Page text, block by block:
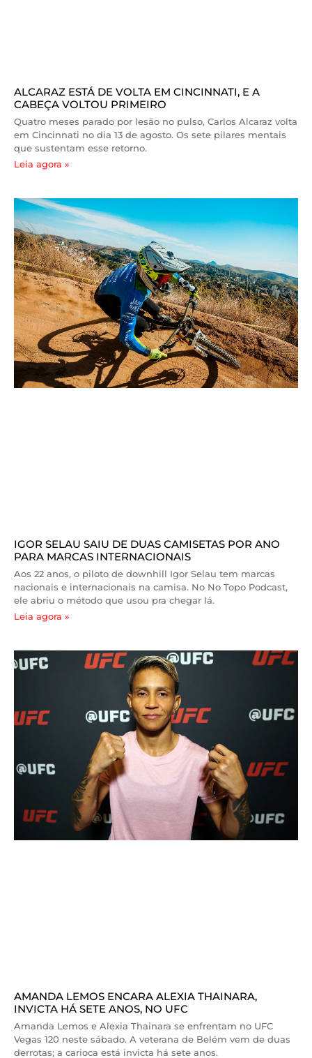
ALCARAZ ESTÁ DE VOLTA EM CINCINNATI, E A
CABEÇA VOLTOU PRIMEIRO
Quatro meses parado por lesão no pulso, Carlos Alcaraz volta
em Cincinnati no dia 13 de agosto. Os sete pilares mentais
que sustentam esse retorno.
Leia agora »
IGOR SELAU SAIU DE DUAS CAMISETAS POR ANO
PARA MARCAS INTERNACIONAIS
Aos 22 anos, o piloto de downhill Igor Selau tem marcas
nacionais e internacionais na camisa. No No Topo Podcast,
ele abriu o método que usou pra chegar lá.
Leia agora »
AMANDA LEMOS ENCARA ALEXIA THAINARA,
INVICTA HÁ SETE ANOS, NO UFC
Amanda Lemos e Alexia Thainara se enfrentam no UFC
Vegas 120 neste sábado. A veterana de Belém vem de duas
derrotas; a carioca está invicta há sete anos.